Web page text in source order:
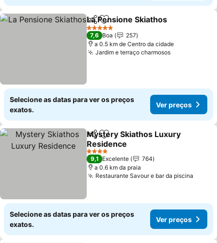
PartilharAdicionar aos favoritos
La Pensione Skiathos
5 Estrelas
7,6 Boa
257
a 0.5 km de Centro da cidade
Jardim e terraço charmosos
Selecione as datas para ver os preços
exatos.
Ver preços
PartilharAdicionar aos favoritos
Mystery Skiathos Luxury
Residence
4 Estrelas
9,1 Excelente
764
a 0.6 km da praia
Restaurante Savour e bar da piscina
Selecione as datas para ver os preços
exatos.
Ver preços